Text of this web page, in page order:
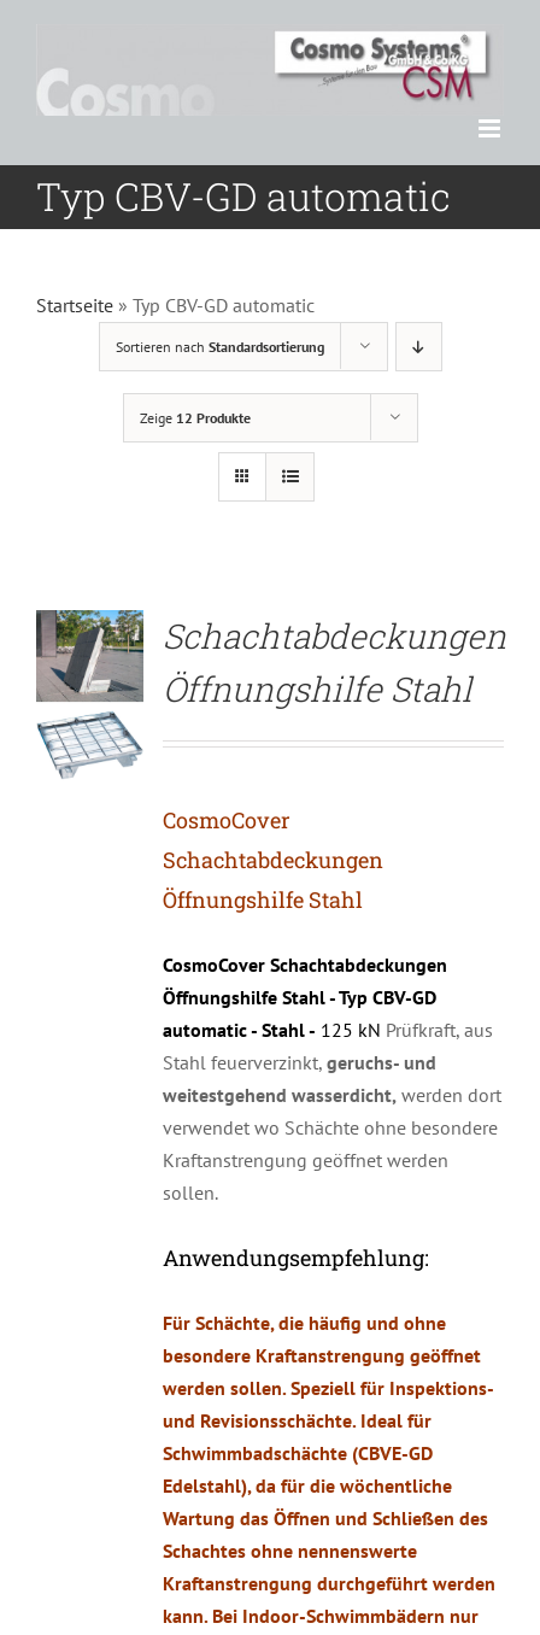
springen
Typ CBV-GD automatic
Startseite » Typ CBV-GD automatic
Sortieren nach Standardsortierung
Zeige 12 Produkte
Schachtabdeckungen
Öffnungshilfe Stahl
CosmoCover
Schachtabdeckungen
Öffnungshilfe Stahl
CosmoCover Schachtabdeckungen
Öffnungshilfe Stahl - Typ CBV-GD
automatic - Stahl - 125 kN Prüfkraft, aus
Stahl feuerverzinkt, geruchs- und
weitestgehend wasserdicht,werden dort
verwendet wo Schächte ohne besondere
Kraftanstrengung geöffnet werden
sollen.
Anwendungsempfehlung:
Für Schächte, die häufig und ohne
besondere Kraftanstrengung geöffnet
werden sollen. Speziell für Inspektions-
und Revisionsschächte. Ideal für
Schwimmbadschächte (CBVE-GD
Edelstahl), da für die wöchentliche
Wartung das Öffnen und Schließen des
Schachtes ohne nennenswerte
Kraftanstrengung durchgeführt werden
kann. Bei Indoor-Schwimmbädern nur